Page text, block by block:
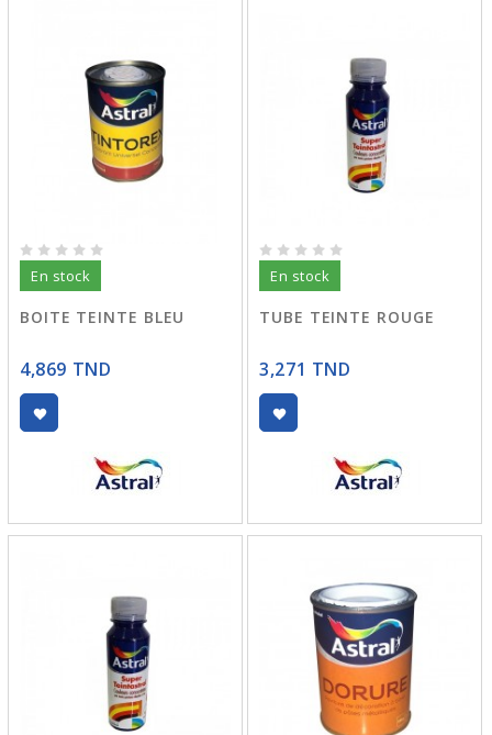
En stock
BOITE TEINTE BLEU
4,869 TND
En stock
TUBE TEINTE ROUGE
3,271 TND